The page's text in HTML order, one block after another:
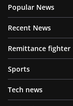
Popular News
Recent News
Remittance fighter
Sports
Tech news